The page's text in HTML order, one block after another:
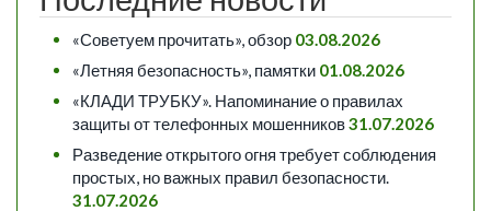
«Советуем прочитать», обзор 03.08.2026
«Летняя безопасность», памятки 01.08.2026
«КЛАДИ ТРУБКУ». Напоминание о правилах
защиты от телефонных мошенников31.07.2026
Разведение открытого огня требует соблюдения
простых, но важных правил безопасности.
31.07.2026